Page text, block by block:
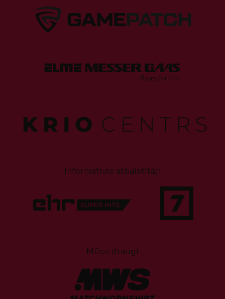
Informatīvie atbalstītāji
Mūsu draugi